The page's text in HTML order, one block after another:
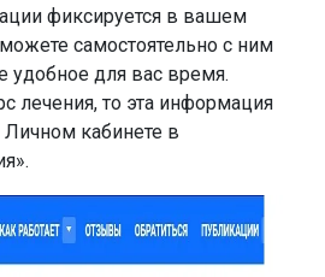
фиксируется в вашем
самостоятельно с ним
удобное для вас время.
лечения, то эта информация
кабинете в